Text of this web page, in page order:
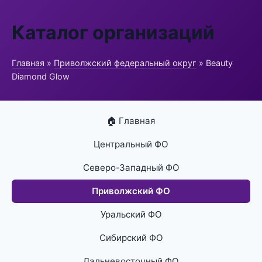
Каталог организаций
Главная » Приволжский федеральный округ » Beauty
Diamond Glow
🏠 Главная
Центральный ФО
Северо-Западный ФО
Приволжский ФО
Уральский ФО
Сибирский ФО